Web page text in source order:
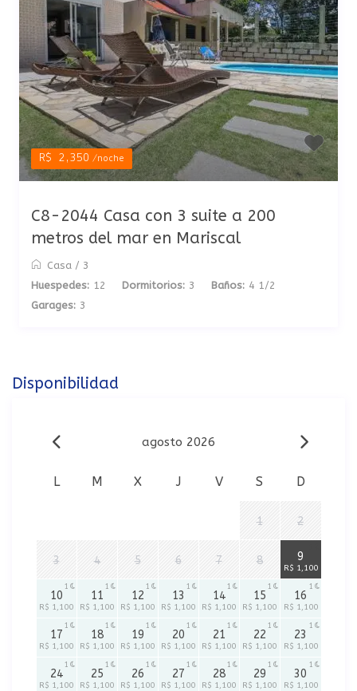
R$ 2,350/noche
C8-2044 Casa con 3 suite a 200
metros del mar en Mariscal
Casa / 3
Huespedes: 12 Dormitorios: 3 Baños: 4 1/2
Garages: 3
Disponibilidad
agosto 2026
L M X J V S D
1 2
3 4 5 6 7 8 9
R$ 1,100
10
R$ 1,100
1
11
R$ 1,100
1
12
R$ 1,100
1
13
R$ 1,100
1
14
R$ 1,100
1
15
R$ 1,100
1
16
R$ 1,100
1
17
R$ 1,100
1
18
R$ 1,100
1
19
R$ 1,100
1
20
R$ 1,100
1
21
R$ 1,100
1
22
R$ 1,100
1
23
R$ 1,100
1
24
R$ 1,100
1
25
R$ 1,100
1
26
R$ 1,100
1
27
R$ 1,100
1
28
R$ 1,100
1
29
R$ 1,100
1
30
R$ 1,100
1